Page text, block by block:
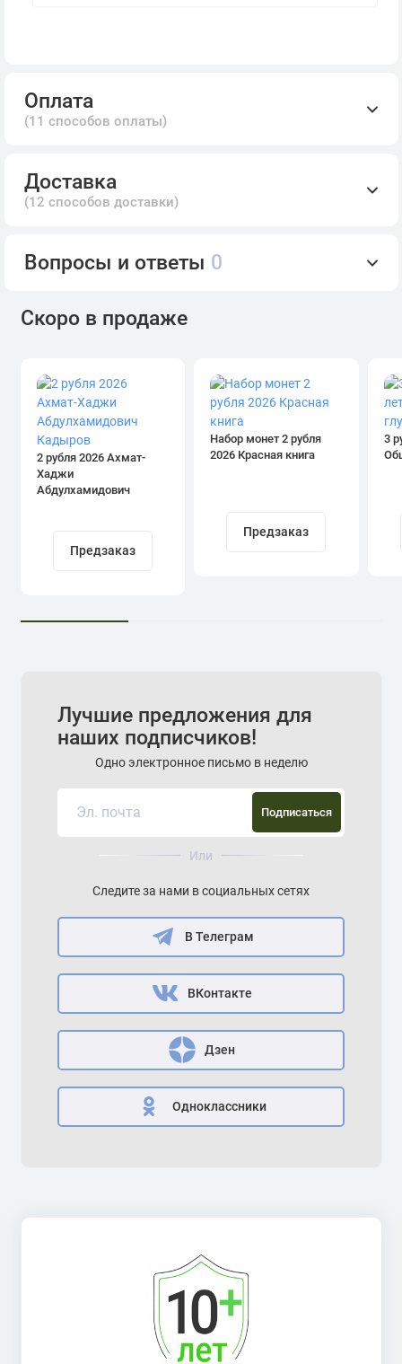
Оплата
(11 способов оплаты)
Доставка
(12 способов доставки)
Вопросы и ответы 0
Скоро в продаже
2 рубля 2026 Ахмат-
Хаджи
Абдулхамидович
Предзаказ
Набор монет 2 рубля
2026 Красная книга
Предзаказ
3
Лучшие предложения для
наших подписчиков!
Одно электронное письмо в неделю
Подписаться
Или
Следите за нами в социальных сетях
В Телеграм
ВКонтакте
Дзен
Одноклассники